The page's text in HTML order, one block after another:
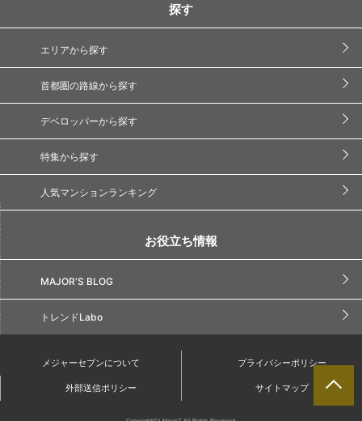
探す
エリアから探す
首都圏の路線から探す
デベロッパーから探す
特集から探す
人気マンションランキング
お役立ち情報
MAJOR'S BLOG
トレンドLabo
メジャーセブンについて プライバシーポリシー
外部送信ポリシー サイトマップ